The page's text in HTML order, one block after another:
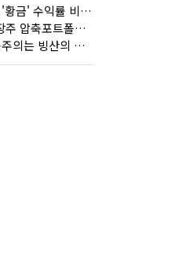
마이다스에셋, '황금' 수익률 비결은 '꾸준함'
KCGI운용, 성장주 압축포트폴리오로 새 길을 그리다
트러스톤, 행동주의는 빙산의 일각...진정한 힘은 '주식형 강자'